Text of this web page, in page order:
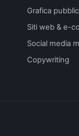
Grafica
Siti web & e-
Social media
Copywriting